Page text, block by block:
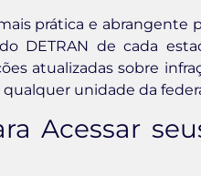
prática e abrangente
DETRAN de cada
atualizadas sobre
unidade da
Acessar